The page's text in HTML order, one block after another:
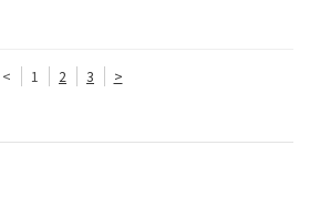
< 1 2 3 >